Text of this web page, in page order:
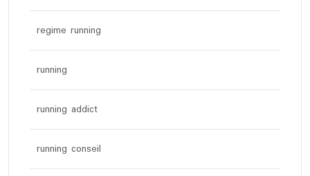
regime running
running
running addict
running conseil